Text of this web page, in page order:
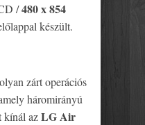
/480 x 854
készült.
zárt operációs
háromirányú
kínál azLG Air